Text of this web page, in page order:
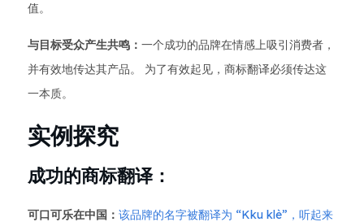
值。
与目标受众产生共鸣： 一个成功的品牌在情感上吸引消费者，
并有效地传达其产品。 为了有效起见，商标翻译必须传达这
一本质。
实例探究
成功的商标翻译：
可口可乐在中国： 该品牌的名字被翻译为 “Kku klè”，听起来